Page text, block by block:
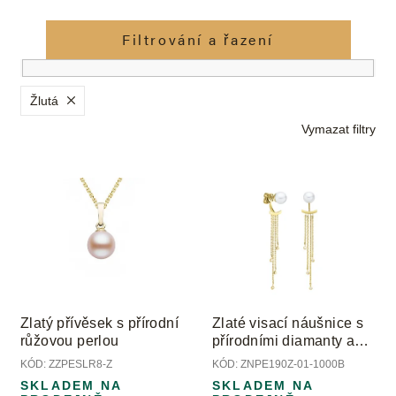
z
n
í
p
r
Filtrování a řazení
Žlutá
Vymazat filtry
o
d
u
k
Zlatý přívěsek s přírodní
růžovou perlou
KÓD: ZZPESLR8-Z
SKLADEM NA
Zlaté visací náušnice s
přírodními diamanty a
přírodními perlami
KÓD: ZNPE190Z-01-1000B
SKLADEM NA